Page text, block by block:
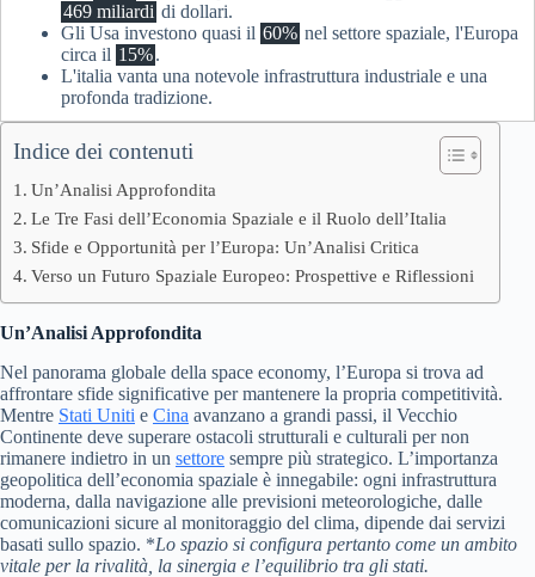
469 miliardi di dollari.
Gli Usa investono quasi il 60% nel settore spaziale, l'Europa
circa il 15%.
L'italia vanta una notevole infrastruttura industriale e una
profonda tradizione.
Indice dei contenuti
Un’Analisi Approfondita
Le Tre Fasi dell’Economia Spaziale e il Ruolo dell’Italia
Sfide e Opportunità per l’Europa: Un’Analisi Critica
Verso un Futuro Spaziale Europeo: Prospettive e Riflessioni
Un’Analisi Approfondita
Nel panorama globale della space economy, l’Europa si trova ad
affrontare sfide significative per mantenere la propria competitività.
Mentre Stati Uniti e Cina avanzano a grandi passi, il Vecchio
Continente deve superare ostacoli strutturali e culturali per non
rimanere indietro in un settore sempre più strategico. L’importanza
geopolitica dell’economia spaziale è innegabile: ogni infrastruttura
moderna, dalla navigazione alle previsioni meteorologiche, dalle
comunicazioni sicure al monitoraggio del clima, dipende dai servizi
basati sullo spazio. *Lo spazio si configura pertanto come un ambito
vitale per la rivalità, la sinergia e l’equilibrio tra gli stati.